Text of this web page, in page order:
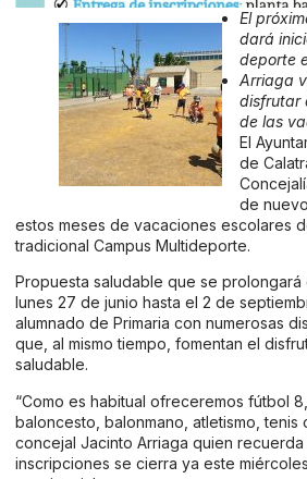
El
dará
deporte
Arriaga
disfrutar
de las
El
de
de
estos meses de vacaciones escolares
tradicional Campus Multideporte.
Propuesta saludable que se
lunes 27 de junio hasta el 2 de
alumnado de Primaria con numerosas
que, al mismo tiempo, fomentan el
saludable.
“Como es habitual ofreceremos fútbol
baloncesto, balonmano, atletismo, tenis
concejal Jacinto Arriaga quien
inscripciones se cierra ya este